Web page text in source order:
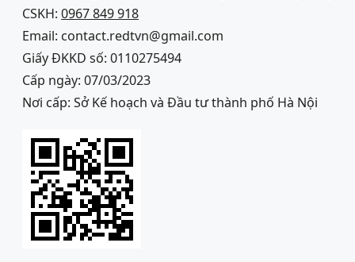
CSKH: 0967 849 918
Email: contact.redtvn@gmail.com
Giấy ĐKKD số: 0110275494
Cấp ngày: 07/03/2023
Nơi cấp: Sở Kế hoạch và Đầu tư thành phố Hà Nội